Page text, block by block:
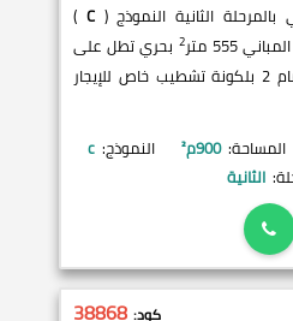
الثانية النموذج (C
)
555 متر 2 بحري تطل على
حديقة تشمل 4 نوم 6 حمام 2 بلكونة تشطيب خاص للإيجار
المساحة: 900م² النموذج: c
الثانية
كود: 38868